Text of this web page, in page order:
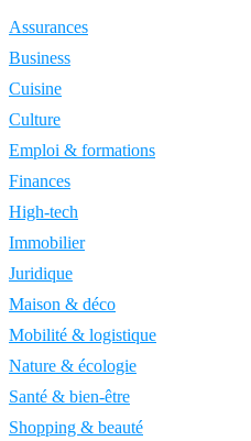
Assurances
Business
Cuisine
Culture
Emploi & formations
Finances
High-tech
Immobilier
Juridique
Maison & déco
Mobilité & logistique
Nature & écologie
Santé & bien-être
Shopping & beauté